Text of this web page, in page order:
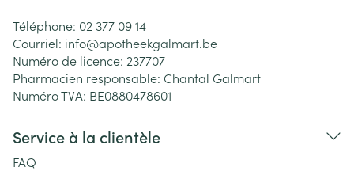
Téléphone: 02 377 09 14
Courriel: info@apotheekgalmart.be
Numéro de licence: 237707
Pharmacien responsable: Chantal Galmart
Numéro TVA: BE0880478601
Service à la clientèle
FAQ